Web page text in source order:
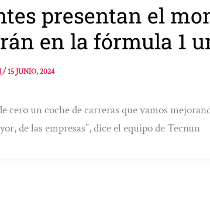
presentan el
en la fórmula 1
/15 JUNIO, 2024
cero un coche de carreras que vamos
de las empresas”, dice el equipo de Tecnun